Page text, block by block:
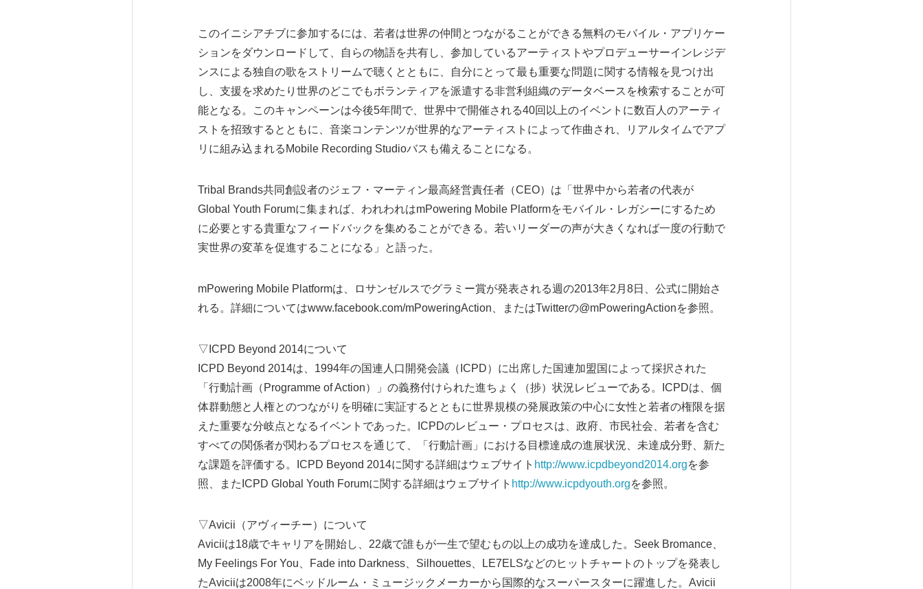
このイニシアチブに参加するには、若者は世界の仲間とつながることができる無料のモバイル・アプリケー
ションをダウンロードして、自らの物語を共有し、参加しているアーティストやプロデューサーインレジデ
ンスによる独自の歌をストリームで聴くとともに、自分にとって最も重要な問題に関する情報を見つけ出
し、支援を求めたり世界のどこでもボランティアを派遣する非営利組織のデータベースを検索することが可
能となる。このキャンペーンは今後5年間で、世界中で開催される40回以上のイベントに数百人のアーティ
ストを招致するとともに、音楽コンテンツが世界的なアーティストによって作曲され、リアルタイムでアプ
リに組み込まれるMobile Recording Studioバスも備えることになる。
Tribal Brands共同創設者のジェフ・マーティン最高経営責任者（CEO）は「世界中から若者の代表が
Global Youth Forumに集まれば、われわれはmPowering Mobile Platformをモバイル・レガシーにするため
に必要とする貴重なフィードバックを集めることができる。若いリーダーの声が大きくなれば一度の行動で
実世界の変革を促進することになる」と語った。
mPowering Mobile Platformは、ロサンゼルスでグラミー賞が発表される週の2013年2月8日、公式に開始さ
れる。詳細についてはwww.facebook.com/mPoweringAction、またはTwitterの@mPoweringActionを参照。
▽ICPD Beyond 2014について
ICPD Beyond 2014は、1994年の国連人口開発会議（ICPD）に出席した国連加盟国によって採択された
「行動計画（Programme of Action）」の義務付けられた進ちょく（捗）状況レビューである。ICPDは、個
体群動態と人権とのつながりを明確に実証するとともに世界規模の発展政策の中心に女性と若者の権限を据
えた重要な分岐点となるイベントであった。ICPDのレビュー・プロセスは、政府、市民社会、若者を含む
すべての関係者が関わるプロセスを通じて、「行動計画」における目標達成の進展状況、未達成分野、新た
な課題を評価する。ICPD Beyond 2014に関する詳細はウェブサイト http://www.icpdbeyond2014.orgを参
照、またICPD Global Youth Forumに関する詳細はウェブサイト http://www.icpdyouth.orgを参照。
▽Avicii（アヴィーチー）について
Aviciiは18歳でキャリアを開始し、22歳で誰もが一生で望むもの以上の成功を達成した。Seek Bromance、
My Feelings For You、Fade into Darkness、Silhouettes、LE7ELSなどのヒットチャートのトップを発表し
たAviciiは2008年にベッドルーム・ミュージックメーカーから国際的なスーパースターに躍進した。Avicii